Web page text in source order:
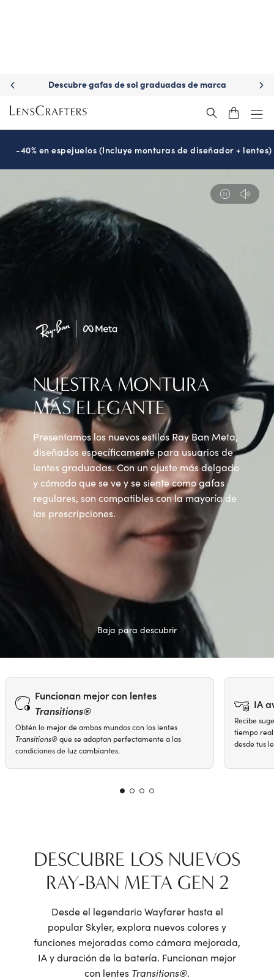
Descubre gafas de sol graduadas de marca
-40% en espejuelos (Incluye monturas de diseñador + lentes)
NUESTRA MONTURA
MÁS ELEGANTE
Presentamos los nuevos estilos Ray Ban Meta,
diseñados específicamente para usuarios de
lentes graduadas. Con un ajuste más delgado
y cómodo que se ve y se siente como gafas
regulares, son compatibles con la mayoría de
las prescripciones.
Baja para descubrir
Funcionan mejor con lentes
Transitions®
Obtén lo mejor de ambos mundos con los lentes
Transitions®que se adaptan perfectamente a las
condiciones de luz cambiantes.
IA
Recibe
tiempo
desde tus
DESCUBRE LOS NUEVOS
RAY-BAN META GEN 2
Desde el legendario Wayfarer hasta el
popular Skyler, explora nuevos colores y
funciones mejoradascomo cámara mejorada,
IA y duración de la batería. Funcionan mejor
con lentes Transitions®.